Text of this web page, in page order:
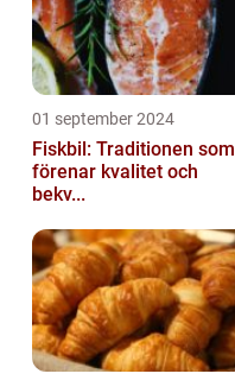
01 september 2024
Fiskbil: Traditionen som
förenar kvalitet och
bekv...